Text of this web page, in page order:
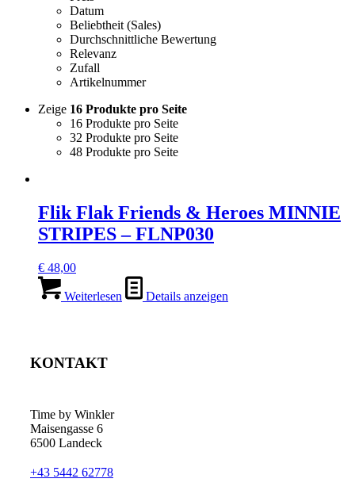
Datum
Beliebtheit (Sales)
Durchschnittliche Bewertung
Relevanz
Zufall
Artikelnummer
Zeige 16 Produkte pro Seite
16 Produkte pro Seite
32 Produkte pro Seite
48 Produkte pro Seite
Flik Flak Friends & Heroes MINNIE
STRIPES – FLNP030
€ 48,00
Weiterlesen Details anzeigen
KONTAKT
Time by Winkler
Maisengasse 6
6500 Landeck
+43 5442 62778